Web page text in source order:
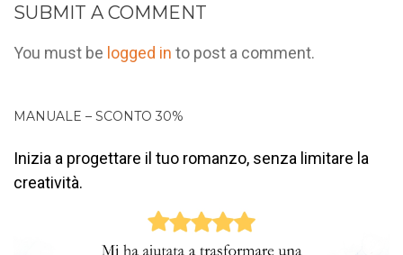
SUBMIT A COMMENT
You must be logged in to post a comment.
MANUALE – SCONTO 30%
Inizia a progettare il tuo romanzo, senza limitare la
creatività.